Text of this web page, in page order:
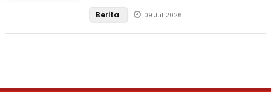
Berita 09 Jul 2026